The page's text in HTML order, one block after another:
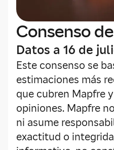
Consenso
Datos a 16 de
Este consenso se
estimaciones más
que cubren Mapfre
opiniones. Mapfre
ni asume
exactitud o